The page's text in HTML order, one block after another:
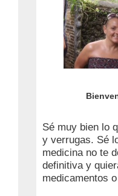
Sé muy bien lo
y verrugas. Sé
medicina no te
definitiva y
medicamentos